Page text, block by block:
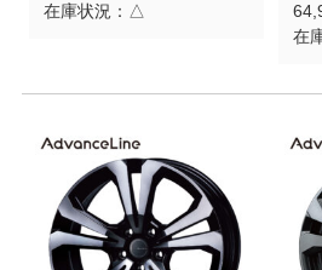
在庫状況： △
在